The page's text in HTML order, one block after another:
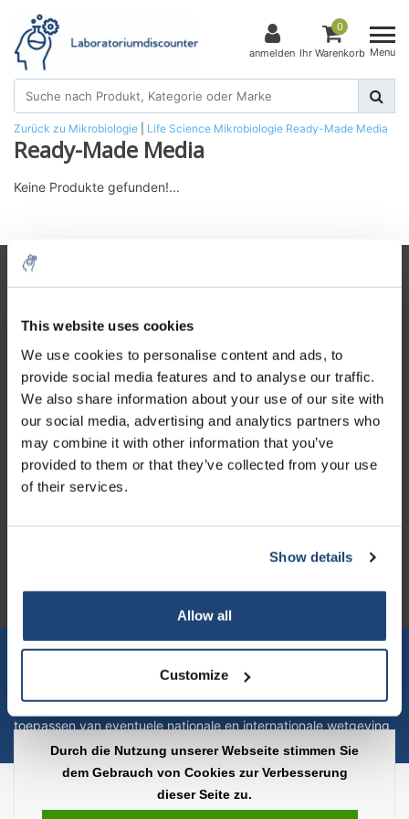
This website uses cookies
We use cookies to personalise content and ads, to
provide social media features and to analyse our traffic.
We also share information about your use of our site with
our social media, advertising and analytics partners who
may combine it with other information that you’ve
provided to them or that they’ve collected from your use
of their services.
Show details
Allow all
Customize
anmelden
0
Ihr Warenkorb Menu
Zurück zu Mikrobiologie Life Science Mikrobiologie Ready-Made Media
Ready-Made Media
Keine Produkte gefunden!...
Kundendienst
Mein Konto
Kontakt
Öffnungszeiten
Reviews 273 - Gut
Let op! Op onze productomschrijvingen kunnen geen rechten
zijn geen handleiding of omschrijving hoe u het product kan en
mag gebruiken. U bent zelf verantwoordelijk voor het
toepassen van eventuele nationale en internationale wetgeving
omtrent het gebruik van chemicaliën.
InStijl Media | Alle Preise verstehen sich ohne
Durch die Nutzung unserer Webseite stimmen Sie
dem Gebrauch von Cookies zur Verbesserung
dieser Seite zu.